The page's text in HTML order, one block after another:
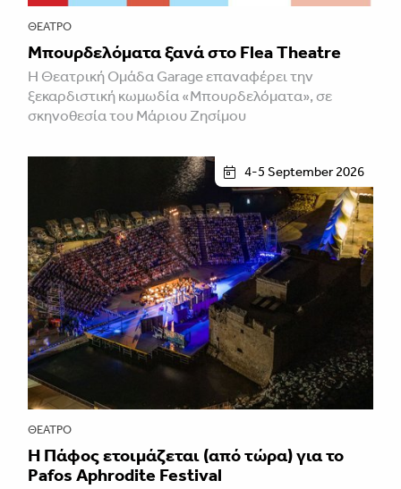
ΘΈΑΤΡΟ
Μπουρδελόματα ξανά στο Flea Theatre
H Θεατρική Ομάδα Garage επαναφέρει την
ξεκαρδιστική κωμωδία «Μπουρδελόματα», σε
σκηνοθεσία του Μάριου Ζησίμου
4-5 September 2026
ΘΈΑΤΡΟ
Η Πάφος ετοιμάζεται (από τώρα) για το
Pafos Aphrodite Festival